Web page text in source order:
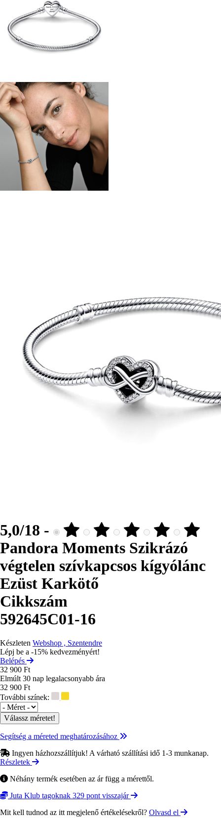
5,0/18 -
Pandora Moments Szikrázó
végtelen szívkapcsos kígyólánc
Ezüst Karkötő
Cikkszám
592645C01-16
Készleten Webshop , Szentendre
Lépj be a -15% kedvezményért!
Belépés
32 900 Ft
Elmúlt 30 nap legalacsonyabb ára
32 900 Ft
További színek:
Méret
Segítség a méreted meghatározásához
Ingyen házhozszállítjuk! A várható szállítási idő 1-3 munkanap.
Részletek
Néhány termék esetében az ár függ a mérettől.
Juta Klub tagoknak 329 pont visszajár
Mit kell tudnod az itt megjelenő értékelésekről? Olvasd el